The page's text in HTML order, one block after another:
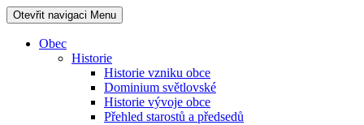
Otevřit navigaci Menu
Obec
Historie
Historie vzniku obce
Dominium světlovské
Historie vývoje obce
Přehled starostů a předsedů